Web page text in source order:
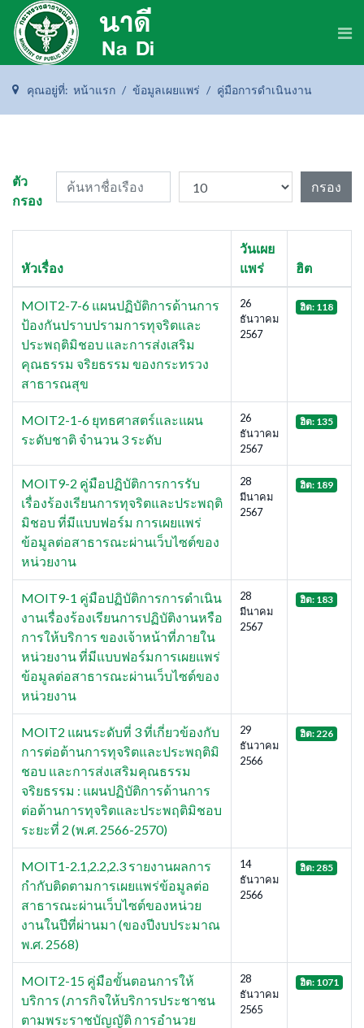
คุณอยู่ที่: หน้าแรก ข้อมูลเผยแพร่ คู่มือการดำเนินงาน
ตัว
กรอง
ค้นหาชื่อเรือง แสดง # กรอง
หัวเรื่อง
วันเผย
แพร่
ฮิต
MOIT2-7-6 แผนปฏิบัติการด้านการ
ป้องกันปราบปรามการทุจริตและ
ประพฤติมิชอบ และการส่งเสริม
คุณธรรม จริยธรรม ของกระทรวง
สาธารณสุข
26
ธันวาคม
2567
ฮิต: 118
MOIT2-1-6 ยุทธศาสตร์และแผน
ระดับชาติ จำนวน 3 ระดับ
26
ธันวาคม
2567
ฮิต: 135
MOIT9-2 คู่มือปฏิบัติการการรับ
เรื่องร้องเรียนการทุจริตและประพฤติ
มิชอบ ที่มีแบบฟอร์ม การเผยแพร่
ข้อมูลต่อสาธารณะผ่านเว็บไซต์ของ
หน่วยงาน
28
มีนาคม
2567
ฮิต: 189
MOIT9-1 คู่มือปฏิบัติการการดำเนิน
งานเรื่องร้องเรียนการปฏิบัติงานหรือ
การให้บริการ ของเจ้าหน้าที่ภายใน
หน่วยงาน ที่มีแบบฟอร์มการเผยแพร่
ข้อมูลต่อสาธารณะผ่านเว็บไซต์ของ
หน่วยงาน
28
มีนาคม
2567
ฮิต: 183
MOIT2 แผนระดับที่ 3 ที่เกี่ยวข้องกับ
การต่อต้านการทุจริตและประพฤติมิ
ชอบ และการส่งเสริมคุณธรรม
จริยธรรม : แผนปฏิบัติการด้านการ
ต่อต้านการทุจริตและประพฤติมิชอบ
ระยะที่ 2 (พ.ศ. 2566-2570)
29
ธันวาคม
2566
ฮิต: 226
MOIT1-2.1,2.2,2.3 รายงานผลการ
กำกับติดตามการเผยแพร่ข้อมูลต่อ
สาธารณะผ่านเว็บไซต์ของหน่วย
งานในปีที่ผ่านมา (ของปีงบประมาณ
พ.ศ. 2568)
14
ธันวาคม
2566
ฮิต: 285
MOIT2-15 คู่มือขั้นตอนการให้
บริการ (ภารกิจให้บริการประชาชน
ตามพระราชบัญญัติ การอำนวย
28
ธันวาคม
2565
ฮิต: 1071